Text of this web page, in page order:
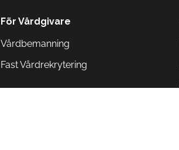
För Vårdgivare
Vårdbemanning
Fast Vårdrekrytering